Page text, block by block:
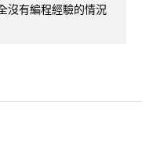
沒有編程經驗的情況